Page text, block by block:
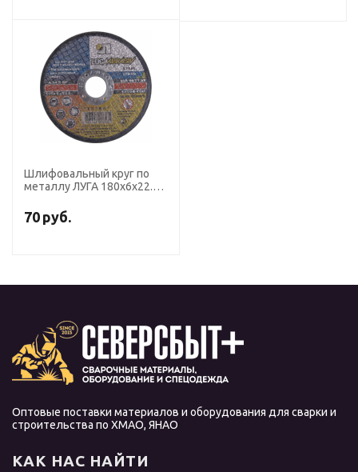
Шлифовальный круг по
металлу ЛУГА 180х6х22.2
70 руб.
Оптовые поставки материалов и оборудования для сварки и
строительства по ХМАО, ЯНАО
КАК НАС НАЙТИ